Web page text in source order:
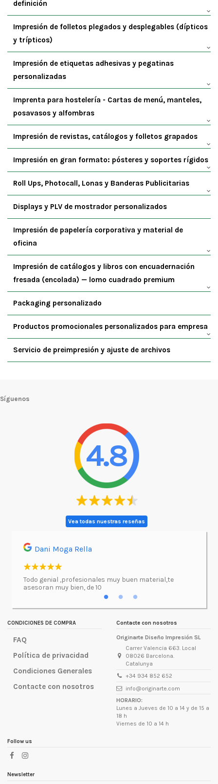
definición
Impresión de folletos plegados y desplegables (dípticos
y trípticos)
Impresión de etiquetas adhesivas y pegatinas
personalizadas
Imprenta para hostelería - Cartas de menú, manteles,
posavasos y alfombras
Impresión de revistas, catálogos y folletos grapados
Impresión en gran formato: pósteres y soportes rígidos
Roll Ups, Photocall, Lonas y Banderas Publicitarias
Displays y PLV de mostrador personalizados
Impresión de papelería corporativa y material de
oficina
Impresión de catálogos y libros con encuadernación
fresada (encolada) — lomo cuadrado premium
Packaging personalizado
Productos promocionales personalizados para empresa
Servicio de preimpresión y ajuste de archivos
Síguenos
4.8
Vea todas nuestras reseñas
Dani Moga Rella
Todo genial ,profesionales muy buen material,te
asesoran muy bien, de 10
lugar
CONDICIONES DE COMPRA
FAQ
Política de privacidad
Condiciones Generales
Contacte con nosotros
Contacte con nosotros
Originarte Diseño Impresión SL
Carrer Valencia 663. Local
08026 Barcelona.
Catalunya
+34 934 852 652
info@originarte.com
HORARIO:
Lunes a Jueves de 10 a 14 y de 15 a
18 h
Viernes de 10 a 14 h
Follow us
Newsletter